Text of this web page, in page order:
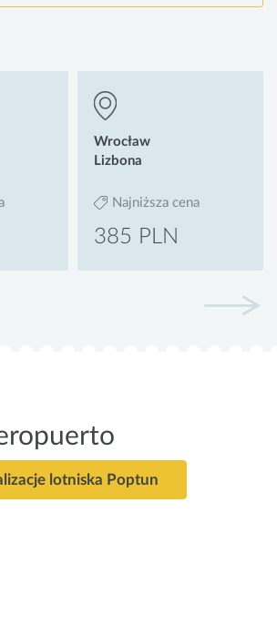
Wrocław
Lizbona
Najniższa cena
385 PLN
lotniska Poptun